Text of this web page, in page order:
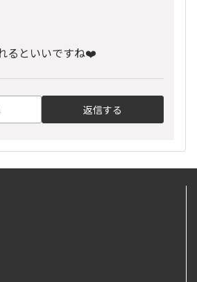
るといいですね❤️
返信する